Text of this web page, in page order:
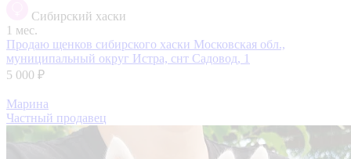
Сибирский хаски
1 мес.
Продаю щенков сибирского хаски Московская обл.,
муниципальный округ Истра, снт Садовод, 1
5 000 ₽
Марина
Частный продавец